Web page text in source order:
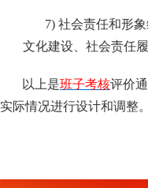
7) 社会责任和形
文化建设、社会责任
以上是班子考核评价
实际情况进行设计和调整。